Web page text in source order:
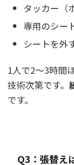
タッカー（
専用のシー
シートを外
1人で2〜3時間
技術次第です。
です。
Q3：張替え